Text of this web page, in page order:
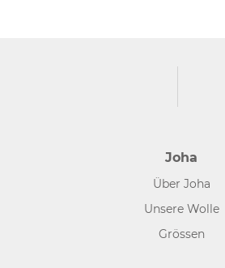
Joha
Über Joha
Unsere Wolle
Grössen